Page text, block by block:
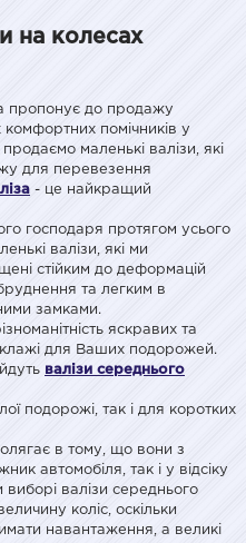
на колесах
пропонує до продажу
помічників у
маленькі валізи, які
для перевезення
- це найкращий
господаря протягом усього
валізи, які ми
стійким до деформацій
та легким в
замками.
яскравих та
для Ваших подорожей.
валізи середнього
подорожі, так і для коротких
в тому, що вони з
автомобіля, так і у відсіку
виборі валізи середнього
коліс, оскільки
навантаження, а великі